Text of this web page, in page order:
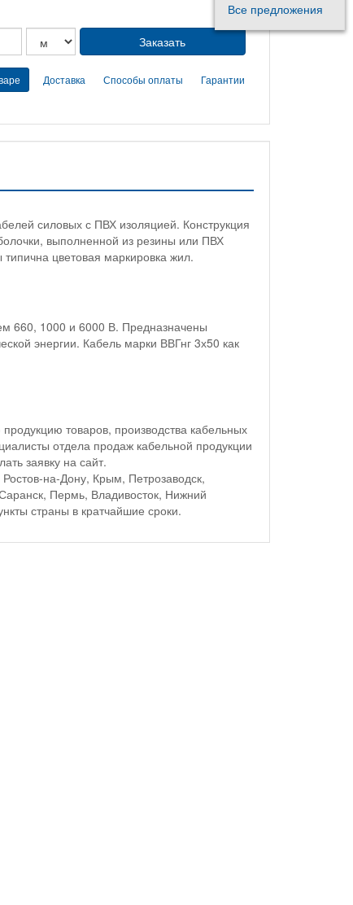
Все предложения
Гарантии
Способы оплаты
Доставка
силовых с ПВХ изоляцией. Конструкция
выполненной из резины или ПВХ
цветовая маркировка жил.
660, 1000 и 6000 В. Предназначены
энергии. Кабель марки ВВГнг 3х50 как
товаров, производства кабельных
отдела продаж кабельной продукции
заявку на сайт.
на-Дону, Крым, Петрозаводск,
Пермь, Владивосток, Нижний
страны в кратчайшие сроки.